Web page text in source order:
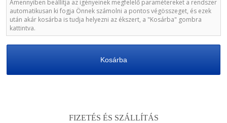
Amennyiben beállítja az igényeinek megfelelő paramétereket a rendszer
automatikusan ki fogja Önnek számolni a pontos végösszeget, és ezek
után akár kosárba is tudja helyezni az ékszert, a "Kosárba" gombra
kattintva.
Kosárba
FIZETÉS ÉS SZÁLLÍTÁS